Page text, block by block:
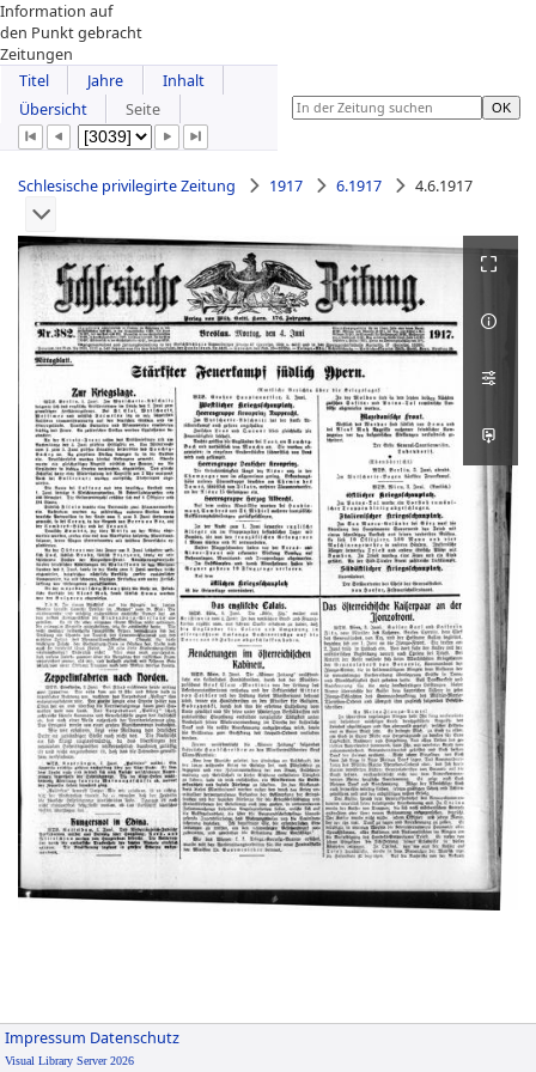
Information auf
den Punkt gebracht
Zeitungen
Titel
Jahre
Inhalt
Übersicht
Seite
Schlesische privilegirte Zeitung 1917 6.1917 4.6.1917
Impressum Datenschutz
Visual Library Server 2026